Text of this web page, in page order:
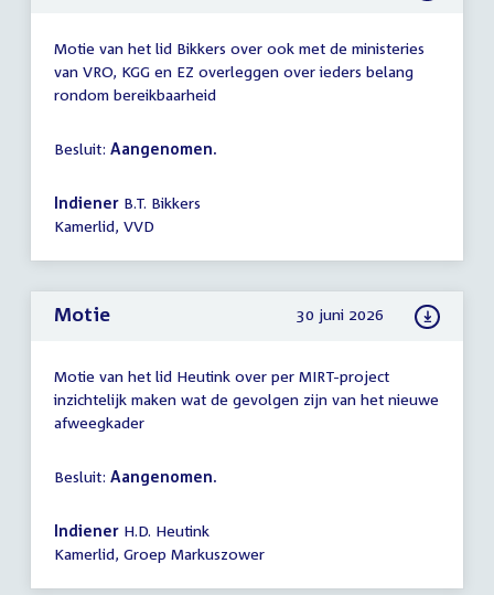
Motie van het lid Bikkers over ook met de ministeries
van VRO, KGG en EZ overleggen over ieders belang
rondom bereikbaarheid
Besluit: Aangenomen.
Indiener B.T. Bikkers
Kamerlid, VVD
Motie 30 juni 2026
Motie van het lid Heutink over per MIRT-project
inzichtelijk maken wat de gevolgen zijn van het nieuwe
afweegkader
Besluit: Aangenomen.
Indiener H.D. Heutink
Kamerlid, Groep Markuszower